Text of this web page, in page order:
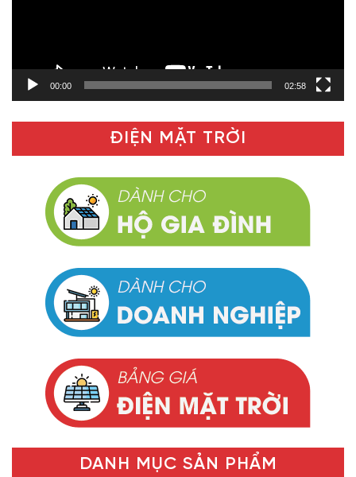
00:00 02:58
ĐIỆN MẶT TRỜI
DANH MỤC SẢN PHẨM